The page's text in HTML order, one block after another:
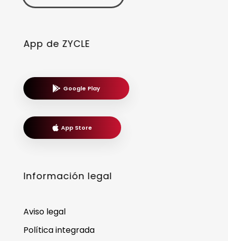
App de ZYCLE
Google Play
App Store
Información legal
Aviso legal
Política integrada